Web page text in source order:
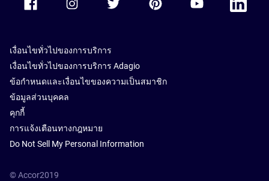
เงื่อนไขทั่วไปของการบริการ
เงื่อนไขทั่วไปของการบริการ Adagio
ข้อกำหนดและเงื่อนไขของความเป็นสมาชิก
ข้อมูลส่วนบุคคล
คุกกี้
การแจ้งเตือนทางกฎหมาย
Do Not Sell My Personal Information
© Accor2019